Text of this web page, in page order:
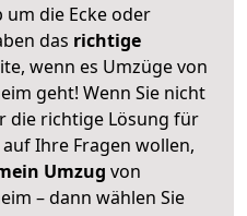
um die Ecke oder
das richtige
wenn es Umzüge von
geht! Wenn Sie nicht
die richtige Lösung für
Ihre Fragen wollen,
Umzug von
– dann wählen Sie